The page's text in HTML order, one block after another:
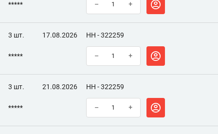
***** – +
3 шт. 17.08.2026 НН - 322259
***** – +
3 шт. 21.08.2026 НН - 322259
***** – +